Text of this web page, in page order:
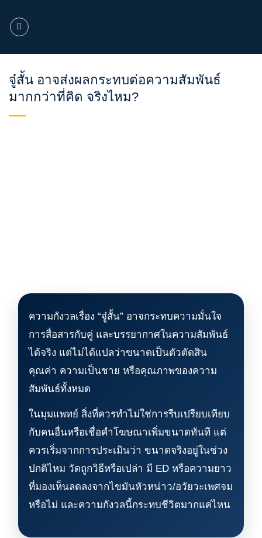
จู๋สั้น อาจส่งผลกระทบต่อความสัมพันธ์
มากกว่าที่คิด จริงไหม?
ความกังวลเรื่อง “จู๋สั้น” อาจกระทบความมั่นใจ
การสื่อสารกับคู่ และบรรยากาศในความสัมพันธ์
ได้จริง แต่ไม่ได้แปลว่าขนาดเป็นตัวตัดสิน
คุณค่า ความเป็นชาย หรือคุณภาพของความ
สัมพันธ์ทั้งหมด
ในมุมแพทย์ สิ่งที่ควรทำไม่ใช่การรีบเปรียบเทียบ
กับคนอื่นหรือเชื่อคำโฆษณาเพิ่มขนาดทันที แต่
ควรเริ่มจากการประเมินว่า ขนาดจริงอยู่ในช่วง
ปกติไหม วัดถูกวิธีหรือเปล่า มี ED หรือความยาว
ที่มองเห็นลดลงจากไขมันหัวหน่าว/อวัยวะเพศจม
หรือไม่ และความกังวลนี้กระทบชีวิตมากแค่ไหน